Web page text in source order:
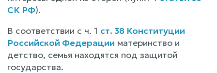
СК РФ).
В соответствии с ч. 1 ст. 38 Конституции
Российской Федерации материнство и
детство, семья находятся под защитой
государства.